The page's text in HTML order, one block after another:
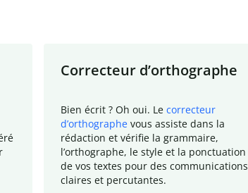
Correcteur d’orthographe
Bien écrit ? Oh oui. Le correcteur
d’orthographe vous assiste dans la
rédaction et vérifie la grammaire,
l’orthographe, le style et la ponctuation
de vos textes pour des communications
claires et percutantes.